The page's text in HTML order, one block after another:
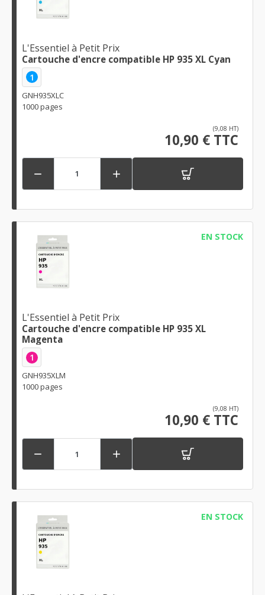
L'Essentiel à Petit Prix
Cartouche d'encre compatible HP 935 XL Cyan
1
GNH935XLC
1000 pages
(9,08 HT)
10,90 € TTC
 
EN STOCK
L'Essentiel à Petit Prix
Cartouche d'encre compatible HP 935 XL
Magenta
1
GNH935XLM
1000 pages
(9,08 HT)
10,90 € TTC
 
EN STOCK